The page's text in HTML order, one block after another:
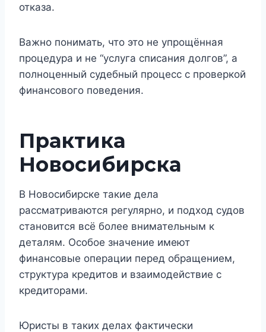
отказа.
Важно понимать, что это не упрощённая
процедура и не “услуга списания долгов”, а
полноценный судебный процесс с проверкой
финансового поведения.
Практика
Новосибирска
В Новосибирске такие дела
рассматриваются регулярно, и подход судов
становится всё более внимательным к
деталям. Особое значение имеют
финансовые операции перед обращением,
структура кредитов и взаимодействие с
кредиторами.
Юристы в таких делах фактически